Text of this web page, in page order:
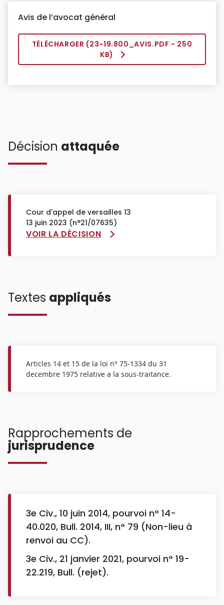
Avis de l’avocat général
TÉLÉCHARGER (23-19.800_AVIS.PDF - 250
KB)
Décision attaquée
Cour d'appel de versailles 13
13 juin 2023 (n°21/07635)
VOIR LA DÉCISION
Textes appliqués
Articles 14 et 15 de la loi n° 75-1334 du 31
decembre 1975 relative a la sous-traitance.
Rapprochements de
jurisprudence
3e Civ., 10 juin 2014, pourvoi n° 14-
40.020, Bull. 2014, III, n° 79 (Non-lieu à
renvoi au CC).
3e Civ., 21 janvier 2021, pourvoi n° 19-
22.219, Bull. (rejet).